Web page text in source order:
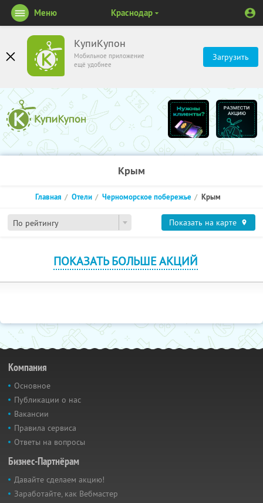
КупиКупон
Мобильное приложение
ещё удобнее
Загрузить
Меню Краснодар
Крым
По рейтингу
Главная Отели Черноморское побережье Крым
Показать на карте
ПОКАЗАТЬ БОЛЬШЕ АКЦИЙ
Компания
Основное
Публикации о нас
Вакансии
Правила сервиса
Ответы на вопросы
Бизнес-Партнёрам
Давайте сделаем акцию!
Заработайте, как Вебмастер